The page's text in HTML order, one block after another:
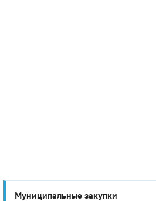
Муниципальные закупки